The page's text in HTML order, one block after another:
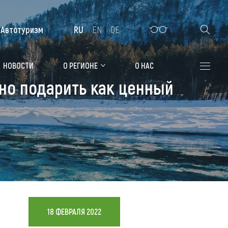
Алтайская зимовка
Где остановиться
Санатории
Гостиницы, отели
Коттеджи, базы
Сельские усадьбы
Мотели, придорожные отели
НОВОСТИ О РЕГИОНЕ О НАС
Автотуризм RU EN DE
подарить как ценный
18 ФЕВРАЛЯ 2022